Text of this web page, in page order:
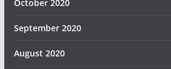
October 2020
September 2020
August 2020